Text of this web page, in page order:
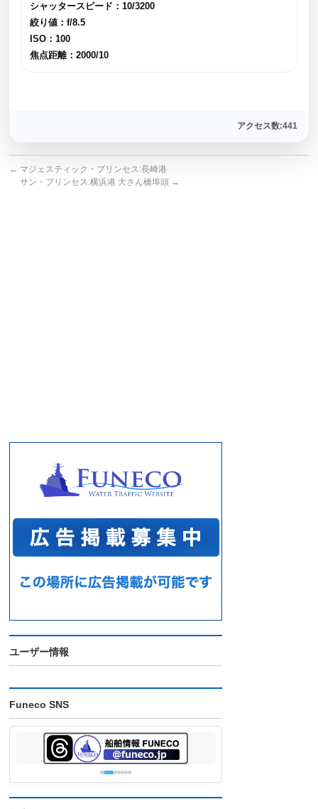
シャッタースピード：10/3200
絞り値：f/8.5
ISO：100
焦点距離：2000/10
アクセス数:441
← マジェスティック・プリンセス:長崎港
サン・プリンセス:横浜港 大さん橋埠頭 →
ユーザー情報
Funeco SNS